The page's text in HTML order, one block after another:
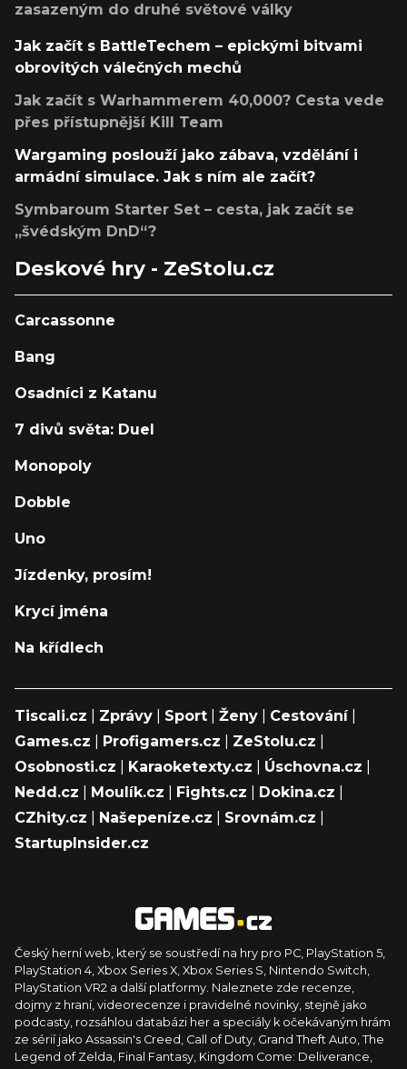
zasazeným do druhé světové války
Jak začít s BattleTechem – epickými bitvami
obrovitých válečných mechů
Jak začít s Warhammerem 40,000? Cesta vede
přes přístupnější Kill Team
Wargaming poslouží jako zábava, vzdělání i
armádní simulace. Jak s ním ale začít?
Symbaroum Starter Set – cesta, jak začít se
„švédským DnD“?
Deskové hry - ZeStolu.cz
Carcassonne
Bang
Osadníci z Katanu
7 divů světa: Duel
Monopoly
Dobble
Uno
Jízdenky, prosím!
Krycí jména
Na křídlech
Tiscali.cz Zprávy Sport Ženy Cestování|
Games.cz
Profigamers.cz ZeStolu.cz
Osobnosti.cz
Karaoketexty.cz Úschovna.cz
Nedd.cz
Moulík.cz Fights.cz Dokina.cz
CZhity.cz
Našepeníze.cz Srovnám.cz
StartupInsider.cz
Český herní web, který se soustředí na hry pro PC, PlayStation 5,
PlayStation 4, Xbox Series X, Xbox Series S, Nintendo Switch,
PlayStation VR2 a další platformy. Naleznete zde recenze,
dojmy z hraní, videorecenze i pravidelné novinky, stejně jako
podcasty, rozsáhlou databázi her a speciály k očekávaným hrám
ze sérií jako Assassin's Creed, Call of Duty, Grand Theft Auto, The
Legend of Zelda, Final Fantasy, Kingdom Come: Deliverance,